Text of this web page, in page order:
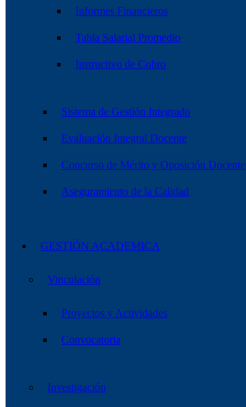
Informes Financieros
Tabla Salarial Promedio
Instructivo de Cobro
Sistema de Gestión Integrado
Evaluación Integral Docente
Concurso de Mérito y Oposición Docente
Aseguramiento de la Calidad
GESTIÓN ACADEMICA
Vinculación
Proyectos y Actividades
Convocatoria
Investigación